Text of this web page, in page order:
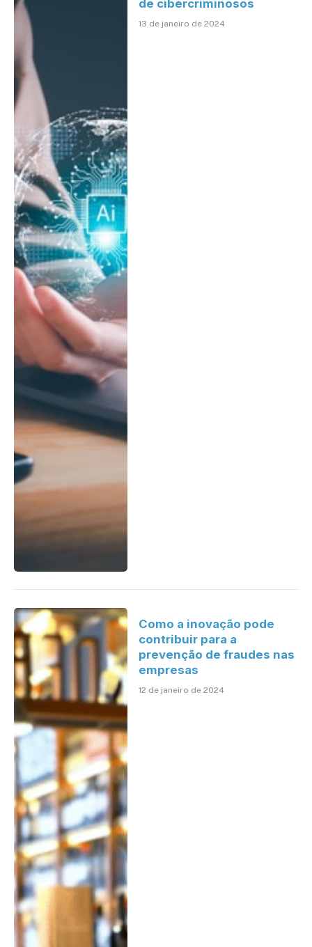
de cibercriminosos
13 de janeiro de 2024
Como a inovação pode
contribuir para a
prevenção de fraudes nas
empresas
12 de janeiro de 2024